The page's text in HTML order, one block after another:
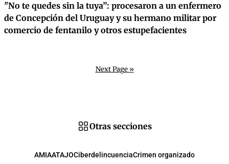
"No te quedes sin la tuya”: procesaron a un enfermero
de Concepción del Uruguay y su hermano militar por
comercio de fentanilo y otros estupefacientes
Next Page »
Otras secciones
AMIAATAJOCiberdelincuenciaCrimen organizado